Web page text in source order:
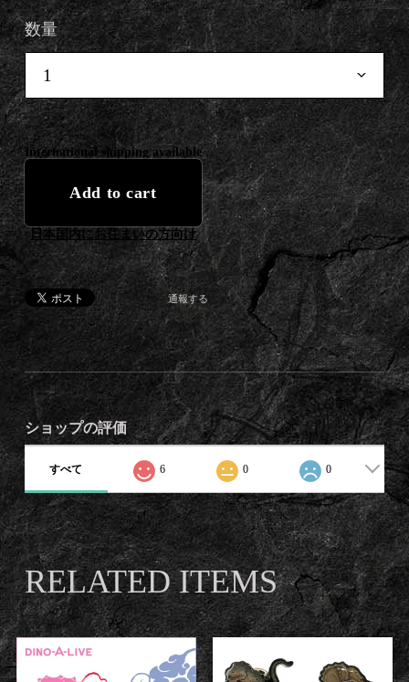
数量
International shipping available
Add to cart
日本国内にお住まいの方向け
通報する
ショップの評価
すべて 6 0 0
RELATED ITEMS